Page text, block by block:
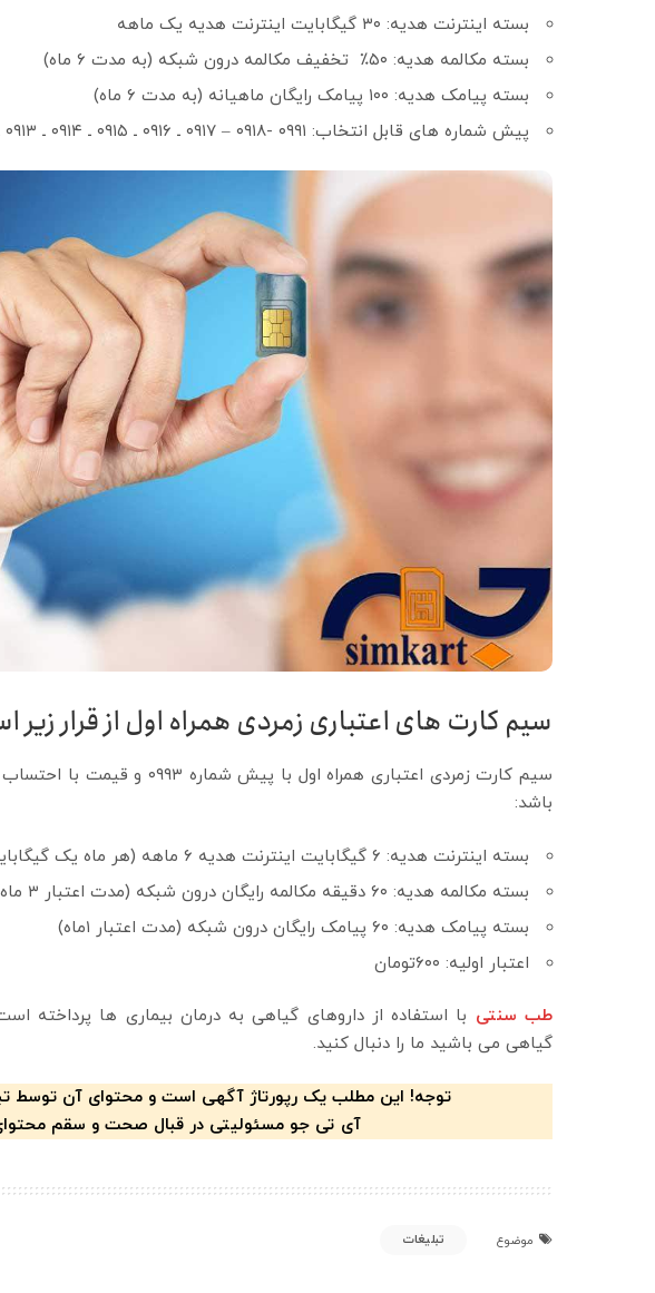
بسته اینترنت هدیه: ۳۰ گیگابایت اینترنت هدیه یک ماهه
بسته مکالمه هدیه: ۵۰٪ تخفیف مکالمه درون شبکه (به مدت ۶ ماه)
بسته پیامک هدیه: ۱۰۰ پیامک رایگان ماهیانه (به مدت ۶ ماه)
پیش شماره های قابل انتخاب: ۰۹۹۱ -۰۹۱۸ – ۰۹۱۷ ـ ۰۹۱۶ ـ ۰۹۱۵ ـ ۰۹۱۴ ـ ۰۹۱۳ ـ ۰۹۱۱ ـ ۰۹۱۰
سیم کارت های اعتباری زمردی همراه اول از قرار زیر
باشد:
بسته اینترنت هدیه: ۶ گیگابایت اینترنت هدیه ۶ ماهه (هر ماه یک گیگابایت)
بسته مکالمه هدیه: ۶۰ دقیقه مکالمه رایگان درون شبکه (مدت اعتبار ۳ ماه)
بسته پیامک هدیه: ۶۰ پیامک رایگان درون شبکه (مدت اعتبار ۱ماه)
اعتبار اولیه: ۶۰۰تومان
طب سنتی با استفاده از داروهای گیاهی به درمان بیماری ها پرداخته
گیاهی می باشید ما را دنبال کنید.
توجه! این مطلب یک رپورتاژ آگهی است و محتوای آن توسط
آی تی جو مسئولیتی در قبال صحت و سقم محتوای
موضوع تبلیغات